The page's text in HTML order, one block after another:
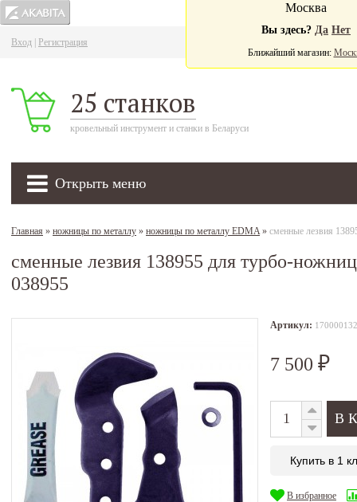
Вход Регистрация
25 станков
кровельный инструмент и станки в Беларуси
Открыть меню
Москва
Вы здесь? Да Нет
Ближайший магазин:
Главная » ножницы по металлу » ножницы по металлу EDMA» сменные лезвия
сменные лезвия 138955 для турбо-
038955
Артикул:
7 500 ₽
Купить в 1
В избранное